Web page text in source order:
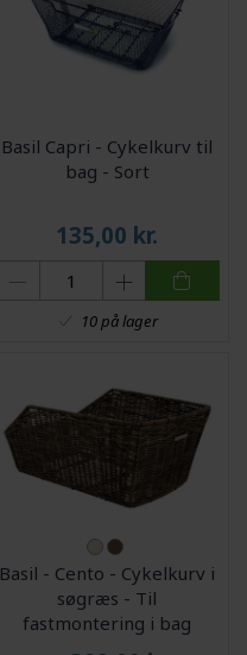
Basil Capri - Cykelkurv til
bag - Sort
135,00 kr.
10 på lager
Basil - Cento - Cykelkurv i
søgræs - Til
fastmontering i bag